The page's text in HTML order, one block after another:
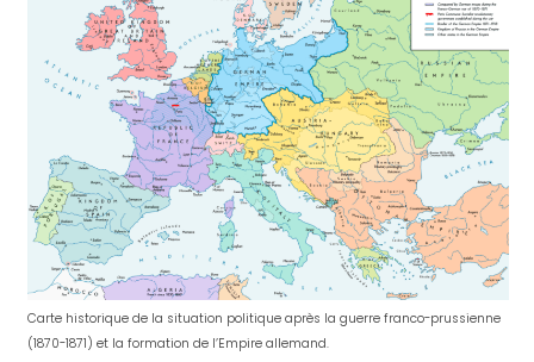
Carte historique de la situation politique après la guerre franco-prussienne
(1870-1871) et la formation de l’Empire allemand.